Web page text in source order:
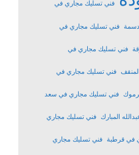
فني تسليك مجاري في
فني تسليك مجاري في
فني تسليك مجاري في
فني تسليك مجاري في
فني تسليك مجاري في سعد
المبارك فني تسليك مجاري
في قرطبة فني تسليك مجاري